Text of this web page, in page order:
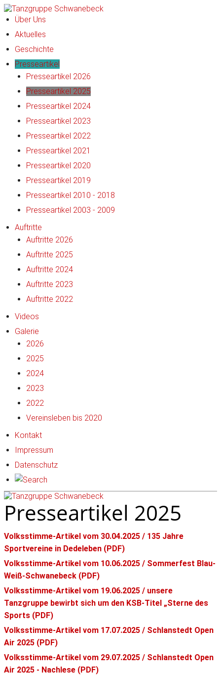
Über Uns
Aktuelles
Geschichte
Presseartikel
Presseartikel 2026
Presseartikel 2025
Presseartikel 2024
Presseartikel 2023
Presseartikel 2022
Presseartikel 2021
Presseartikel 2020
Presseartikel 2019
Presseartikel 2010 - 2018
Presseartikel 2003 - 2009
Auftritte
Auftritte 2026
Auftritte 2025
Auftritte 2024
Auftritte 2023
Auftritte 2022
Videos
Galerie
2026
2025
2024
2023
2022
Vereinsleben bis 2020
Kontakt
Impressum
Datenschutz
Presseartikel 2025
Volksstimme-Artikel vom 30.04.2025 / 135 Jahre
Sportvereine in Dedeleben (PDF)
Volksstimme-Artikel vom 10.06.2025 / Sommerfest Blau-
Weiß-Schwanebeck (PDF)
Volksstimme-Artikel vom 19.06.2025 / unsere
Tanzgruppe bewirbt sich um den KSB-Titel „Sterne des
Sports (PDF)
Volksstimme-Artikel vom 17.07.2025 / Schlanstedt Open
Air 2025 (PDF)
Volksstimme-Artikel vom 29.07.2025 / Schlanstedt Open
Air 2025 - Nachlese (PDF)